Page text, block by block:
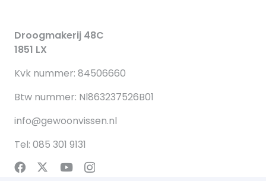
Droogmakerij 48C
1851 LX
Kvk nummer: 84506660
Btw nummer: Nl863237526B01
info@gewoonvissen.nl
Tel: 085 301 9131